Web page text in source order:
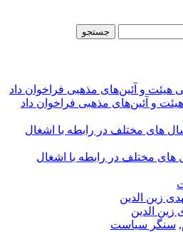
و آئین‌های مذهبی فراخوان داد
مختلف در رابطه با اشغال
, سنگر سیاست